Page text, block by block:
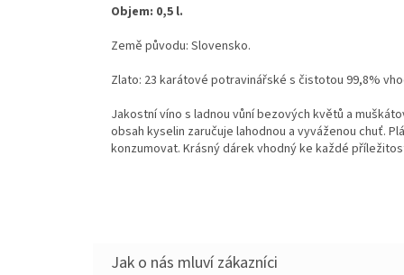
Objem: 0,5 l.
Země původu: Slovensko.
Zlato: 23 karátové potravinářské s čistotou 99,8%
Jakostní víno s ladnou vůní bezových květů a
obsah kyselin zaručuje lahodnou a vyváženou chuť.
konzumovat. Krásný dárek vhodný ke každé